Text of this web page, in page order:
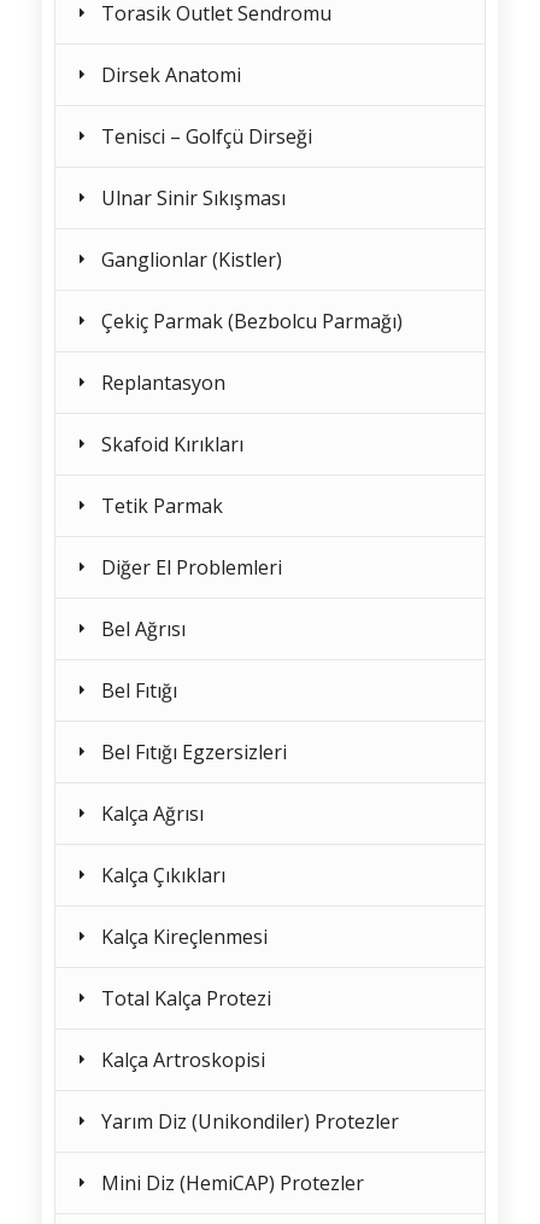
Torasik Outlet Sendromu
Dirsek Anatomi
Tenisci – Golfçü Dirseği
Ulnar Sinir Sıkışması
Ganglionlar (Kistler)
Çekiç Parmak (Bezbolcu Parmağı)
Replantasyon
Skafoid Kırıkları
Tetik Parmak
Diğer El Problemleri
Bel Ağrısı
Bel Fıtığı
Bel Fıtığı Egzersizleri
Kalça Ağrısı
Kalça Çıkıkları
Kalça Kireçlenmesi
Total Kalça Protezi
Kalça Artroskopisi
Yarım Diz (Unikondiler) Protezler
Mini Diz (HemiCAP) Protezler